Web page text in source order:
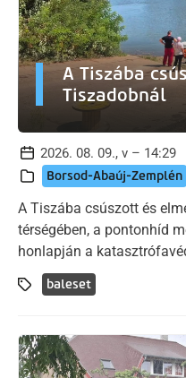
A Tiszába
Tiszadobnál
2026. 08. 09., v – 14:29
Borsod-Abaúj-Zemplén
A Tiszába csúszott és
térségében, a pontonhíd
honlapján a
baleset